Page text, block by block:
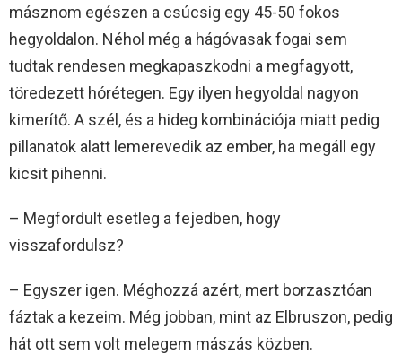
másznom egészen a csúcsig egy 45-50 fokos
hegyoldalon. Néhol még a hágóvasak fogai sem
tudtak rendesen megkapaszkodni a megfagyott,
töredezett hórétegen. Egy ilyen hegyoldal nagyon
kimerítő. A szél, és a hideg kombinációja miatt pedig
pillanatok alatt lemerevedik az ember, ha megáll egy
kicsit pihenni.
– Megfordult esetleg a fejedben, hogy
visszafordulsz?
– Egyszer igen. Méghozzá azért, mert borzasztóan
fáztak a kezeim. Még jobban, mint az Elbruszon, pedig
hát ott sem volt melegem mászás közben.